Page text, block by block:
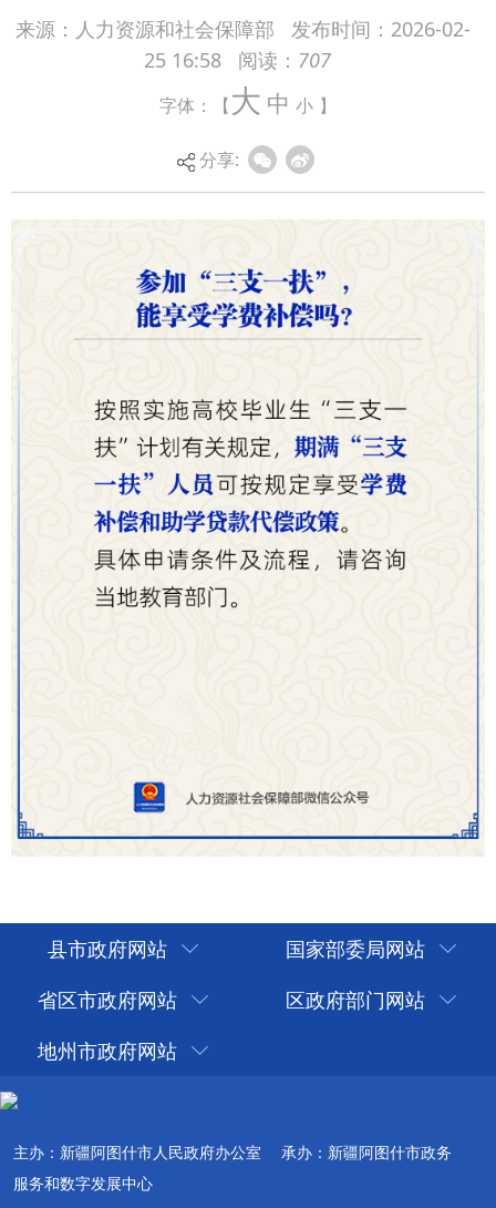
来源：人力资源和社会保障部 发布时间： 2026-02-
25 16:58
阅读： 707
字体：【大 中 小 】
分享:
县市政府网站
国家部委局网站
省区市政府网站
区政府部门网站
地州市政府网站
主办：新疆阿图什市人民政府办公室
承办：新疆阿图什市政务
服务和数字发展中心